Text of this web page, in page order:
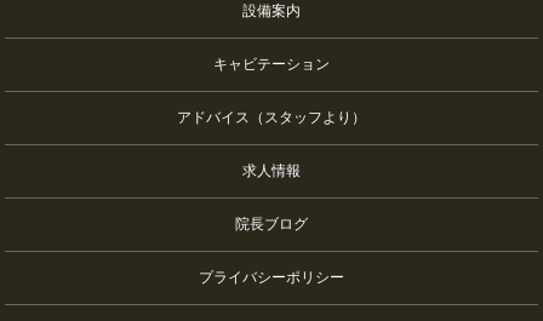
設備案内
キャビテーション
アドバイス（スタッフより）
求人情報
院長ブログ
プライバシーポリシー